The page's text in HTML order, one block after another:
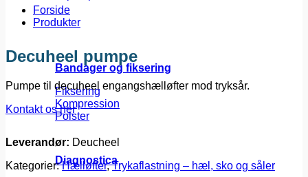
Forside
Produkter
Bandager og fiksering
Fiksering
Kompression
Polster
Diagnostica
Decuheel pumpe
Pumpe til decuheel engangshælløfter mod tryksår.
Kontakt os her
Leverandør: Deucheel
Kategorier:Hælløfter,Trykaflastning – hæl, sko og såler